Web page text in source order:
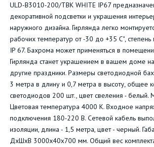
ULD-B3010-200/TBK WHITE IP67
декоративной подсветки и украшения
наружного дизайна. Гирлянда легко
рабочих температур от -30 до +35 С˚, степень
IP 67. Бахрома может применяться в
Гирлянда станет украшением в вашем доме
другие праздники. Размеры светодиодной
3 метра в длину и 0,7 метра в высоту, общее
светодиодов 200 шт., цвет свеления - белый.
Цветовая температура 4000 К. Входное
подключения 180-220 В. Сетевой кабель
изоляции, длина - 1,5 метра, цвет - черный.
ДхШхВ 3000х40х700 мм. Общий вес комплекта